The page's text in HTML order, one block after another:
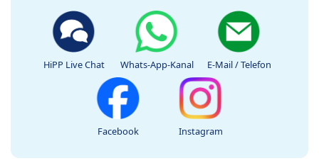
HiPP Live Chat Whats-App-Kanal E-Mail / Telefon
Facebook Instagram